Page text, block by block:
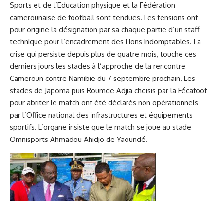
Sports et de l’Education physique et la Fédération
camerounaise de football sont tendues. Les tensions ont
pour origine la désignation par sa chaque partie d’un staff
technique pour l’encadrement des Lions indomptables. La
crise qui persiste depuis plus de quatre mois, touche ces
derniers jours les stades à l’approche de la rencontre
Cameroun contre Namibie du 7 septembre prochain. Les
stades de Japoma puis Roumde Adjia choisis par la Fécafoot
pour abriter le match ont été déclarés non opérationnels
par l’Office national des infrastructures et équipements
sportifs. L’organe insiste que le match se joue au stade
Omnisports Ahmadou Ahidjo de Yaoundé.